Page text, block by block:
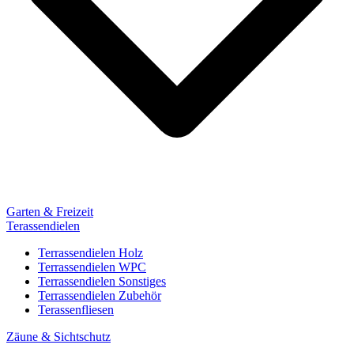
Garten & Freizeit
Terassendielen
Terrassendielen Holz
Terrassendielen WPC
Terrassendielen Sonstiges
Terrassendielen Zubehör
Terassenfliesen
Zäune & Sichtschutz